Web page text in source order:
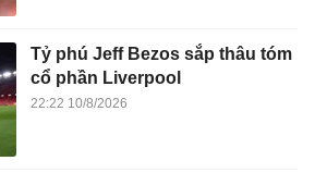
Tỷ phú Jeff Bezos sắp thâu tóm
cổ phần Liverpool
22:22 10/8/2026